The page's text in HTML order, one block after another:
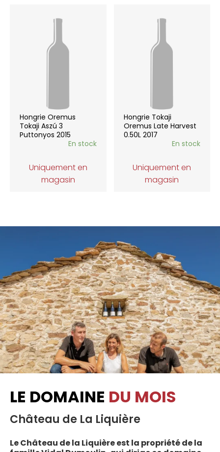
Hongrie Oremus
Tokaji Aszú 3
Puttonyos 2015
En stock
Uniquement en
magasin
Hongrie Tokaji
Oremus Late Harvest
0.50L 2017
En stock
Uniquement en
magasin
LE DOMAINE DU MOIS
Château de La Liquière
Le Château de la Liquière est la propriété de la